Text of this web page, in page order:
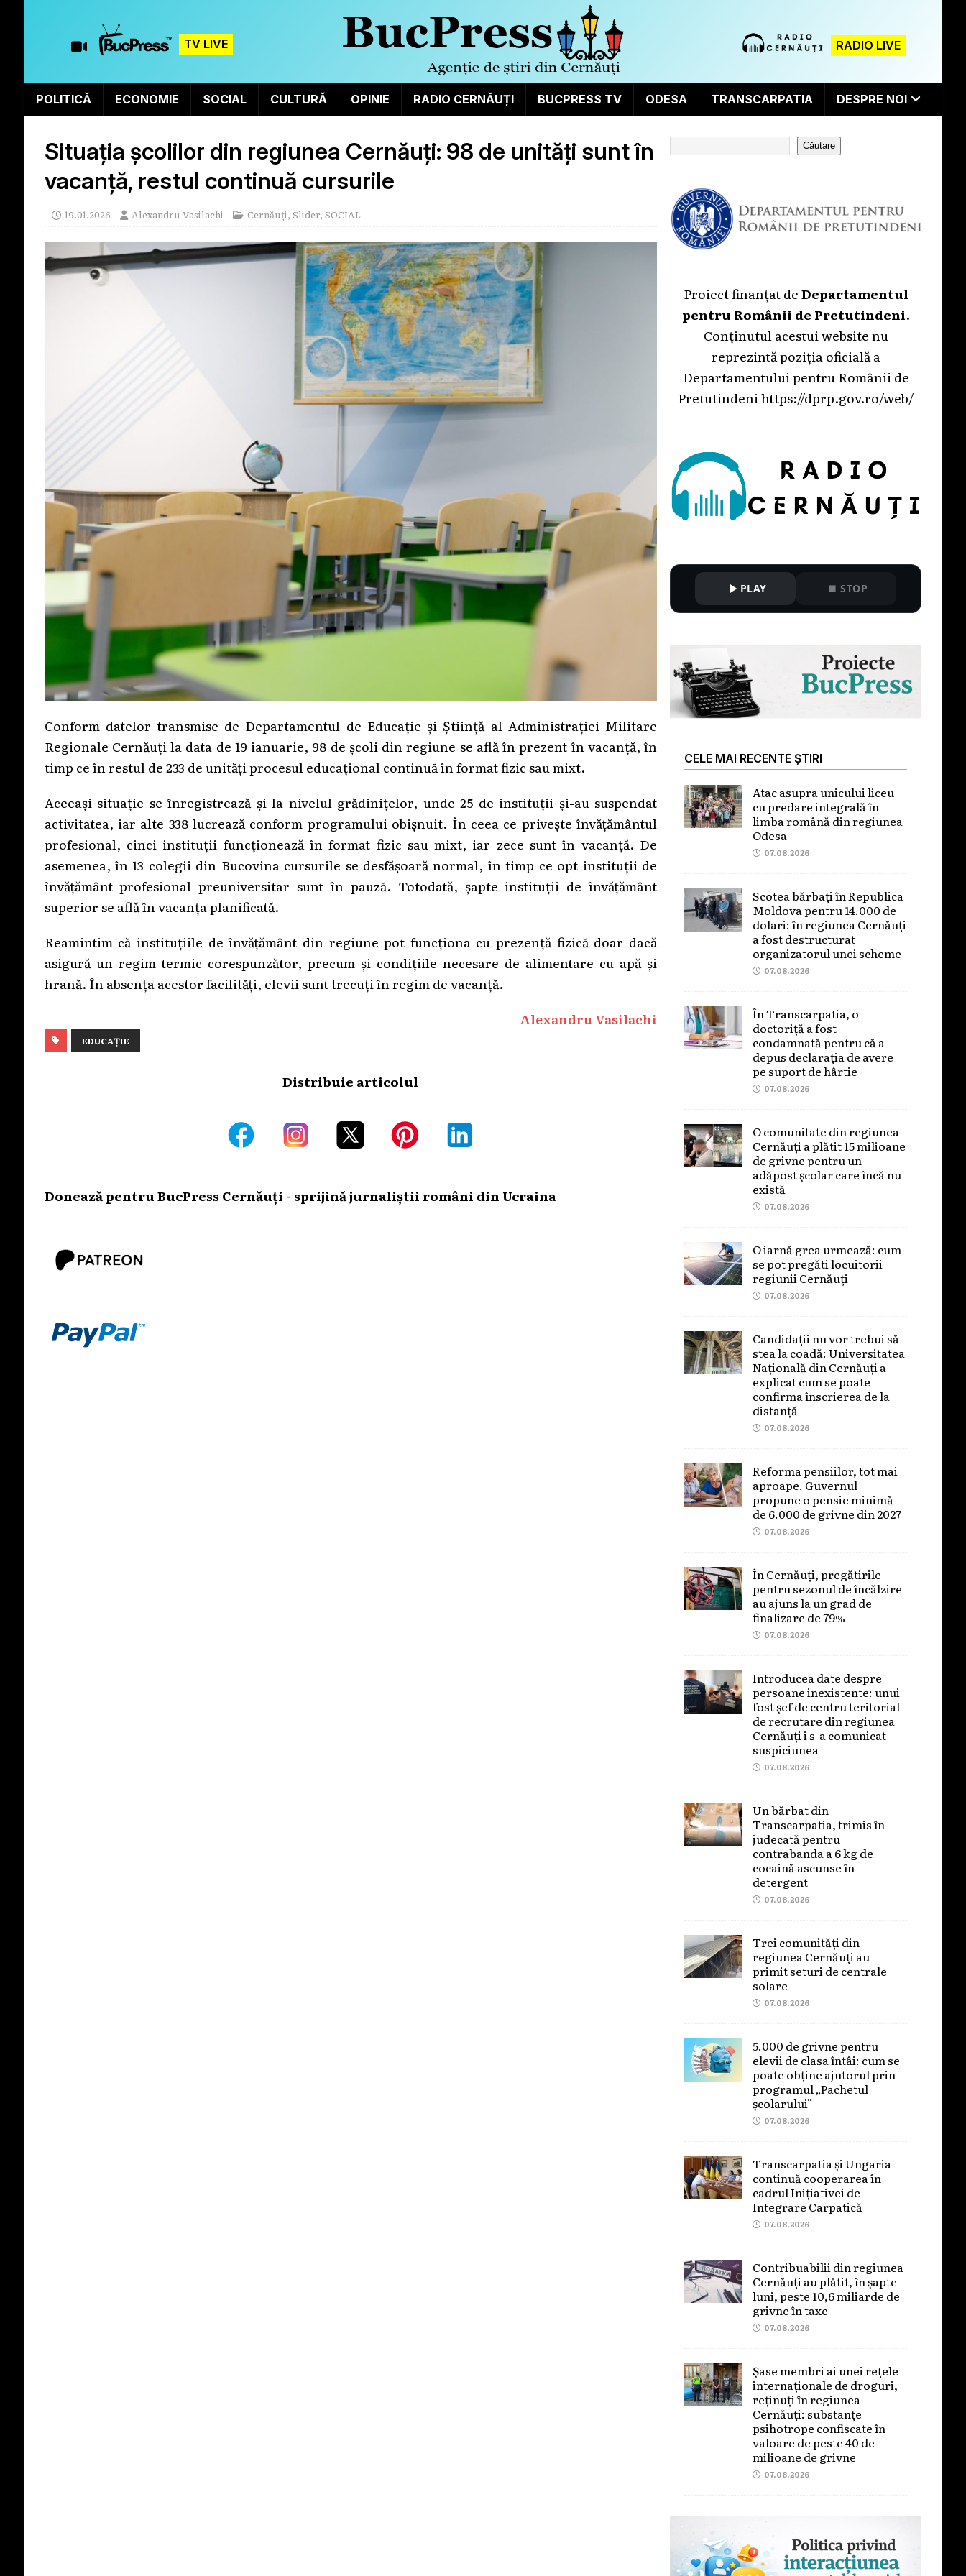
TV LIVE RADIO LIVE
POLITICĂ ECONOMIE SOCIAL CULTURĂ OPINIE RADIO CERNĂUȚI BUCPRESS TV ODESA TRANSCARPATIA DESPRE NOI
Situația școlilor din regiunea Cernăuți: 98 de unități sunt în
vacanță, restul continuă cursurile
19.01.2026 Alexandru Vasilachi Cernăuți, Slider, SOCIAL
Conform datelor transmise de Departamentul de Educație și Știință al Administrației Militare
Regionale Cernăuți la data de 19 ianuarie, 98 de școli din regiune se află în prezent în vacanță, în
timp ce în restul de 233 de unități procesul educațional continuă în format fizic sau mixt.
Aceeași situație se înregistrează și la nivelul grădinițelor, unde 25 de instituții și-au suspendat
activitatea, iar alte 338 lucrează conform programului obișnuit. În ceea ce privește învățământul
profesional, cinci instituții funcționează în format fizic sau mixt, iar zece sunt în vacanță. De
asemenea, în 13 colegii din Bucovina cursurile se desfășoară normal, în timp ce opt instituții de
învățământ profesional preuniversitar sunt în pauză. Totodată, șapte instituții de învățământ
superior se află în vacanța planificată.
Reamintim că instituțiile de învățământ din regiune pot funcționa cu prezență fizică doar dacă
asigură un regim termic corespunzător, precum și condițiile necesare de alimentare cu apă și
hrană. În absența acestor facilități, elevii sunt trecuți în regim de vacanță.
Alexandru Vasilachi
EDUCAȚIE
Distribuie articolul
Donează pentru BucPress Cernăuți - sprijină jurnaliștii români din Ucraina
Căutare
Proiect finanțat deDepartamentul
pentru Românii de Pretutindeni.
Conținutul acestui website nu
reprezintă poziția oficială a
Departamentului pentru Românii de
Pretutindenihttps://dprp.gov.ro/web/
PLAY STOP
CELE MAI RECENTE ȘTIRI
Atac asupra unicului liceu
cu predare integrală în
limba română din regiunea
Odesa
07.08.2026
Scotea bărbați în Republica
Moldova pentru 14.000 de
dolari: în regiunea Cernăuți
a fost destructurat
organizatorul unei scheme
07.08.2026
În Transcarpatia, o
doctoriță a fost
condamnată pentru că a
depus declarația de avere
pe suport de hârtie
07.08.2026
O comunitate din regiunea
Cernăuți a plătit 15 milioane
de grivne pentru un
adăpost școlar care încă nu
există
07.08.2026
O iarnă grea urmează: cum
se pot pregăti locuitorii
regiunii Cernăuți
07.08.2026
Candidații nu vor trebui să
stea la coadă: Universitatea
Națională din Cernăuți a
explicat cum se poate
confirma înscrierea de la
distanță
07.08.2026
Reforma pensiilor, tot mai
aproape. Guvernul
propune o pensie minimă
de 6.000 de grivne din 2027
07.08.2026
În Cernăuți, pregătirile
pentru sezonul de încălzire
au ajuns la un grad de
finalizare de 79%
07.08.2026
Introducea date despre
persoane inexistente: unui
fost șef de centru teritorial
de recrutare din regiunea
Cernăuți i s-a comunicat
suspiciunea
07.08.2026
Un bărbat din
Transcarpatia, trimis în
judecată pentru
contrabanda a 6 kg de
cocaină ascunse în
detergent
07.08.2026
Trei comunități din
regiunea Cernăuți au
primit seturi de centrale
solare
07.08.2026
5.000 de grivne pentru
elevii de clasa întâi: cum se
poate obține ajutorul prin
programul „Pachetul
școlarului”
07.08.2026
Transcarpatia și Ungaria
continuă cooperarea în
cadrul Inițiativei de
Integrare Carpatică
07.08.2026
Contribuabilii din regiunea
Cernăuți au plătit, în șapte
luni, peste 10,6 miliarde de
grivne în taxe
07.08.2026
Șase membri ai unei rețele
internaționale de droguri,
reținuți în regiunea
Cernăuți: substanțe
psihotrope confiscate în
valoare de peste 40 de
milioane de grivne
07.08.2026